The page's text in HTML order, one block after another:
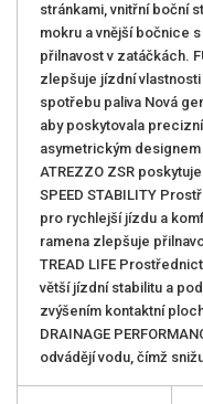
stránkami, vnitřní boční
mokru a vnější bočnice
přilnavost v zatáčkách.
zlepšuje jízdní
spotřebu paliva Nová
aby poskytovala
asymetrickým
ATREZZO ZSR
SPEED STABILITY
pro rychlejší jízdu a
ramena zlepšuje
TREAD LIFE
větší jízdní stabilitu a
zvýšením kontaktní
DRAINAGE
odvádějí vodu, čímž